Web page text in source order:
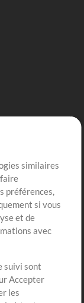
similaires
préférences,
si vous
et de
avec
suivi sont
Accepter
les